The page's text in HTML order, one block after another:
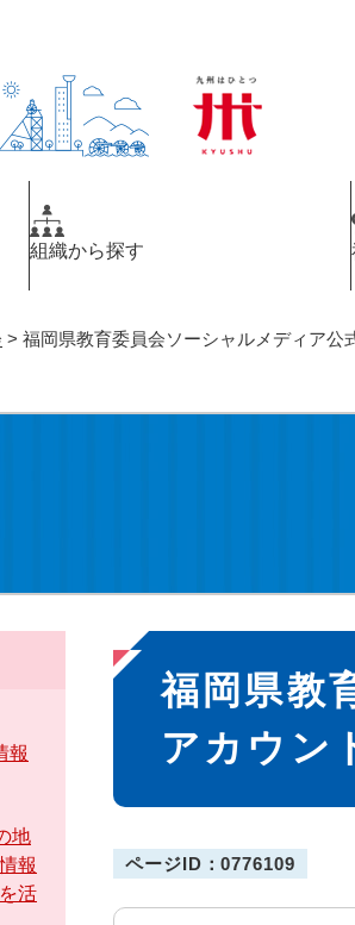
組織から探す
> 福岡県教育委員会ソーシャルメディア公
本
文
福岡県教
アカウン
ページID：0776109
報
地
報
活